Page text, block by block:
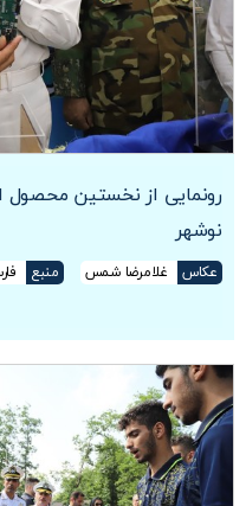
رونمایی از نخستین محصول
نوشهر
عکاس غلامرضا شمس منبع